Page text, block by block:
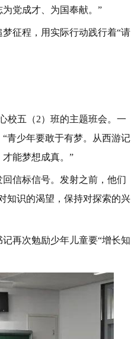
党成才、为国奉献。”
征程，用实际行动践行着“请
校五（2）班的主题班会。一
青少年要敢于有梦。从西游记
能梦想成真。”
信标信号。发射之前，他们
知识的渴望，保持对探索的兴
再次勉励少年儿童要“增长知